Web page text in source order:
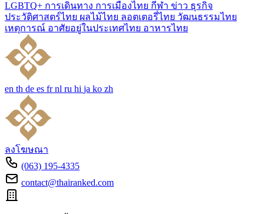
LGBTQ+ การเดินทาง การเมืองไทย กีฬา ข่าว ธุรกิจ
ประวัติศาสตร์ไทย ผลไม้ไทย ลอตเตอรี่ไทย วัฒนธรรมไทย
เหตุการณ์ อาศัยอยู่ในประเทศไทย อาหารไทย
en th de es fr nl ru hi ja ko zh
ลงโฆษณา
(063) 195-4335
contact@thairanked.com